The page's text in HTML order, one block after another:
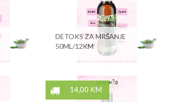
DETOKS ZA MRŠANJE
50ML/12KM
14,00 KM